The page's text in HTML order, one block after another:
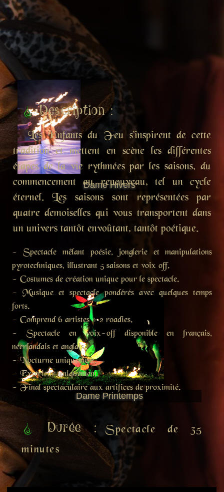
Dame Hivers
Dame Printemps
Description :
Les Enfants du Feu s'inspirent de cette
tradition et mettent en scène les différentes
étapes de la vie rythmées par les saisons, du
commencement au renouveau, tel un cycle
éternel. Les saisons sont représentées par
quatre demoiselles qui vous transportent dans
un univers tantôt envoûtant, tantôt poétique.
- Spectacle mêlant poésie, jonglerie et manipulations
pyrotechniques, illustrant 5 saisons et voix off.
- Costumes de création unique pour le spectacle.
- Musique et spectacle pondérés avec quelques temps
forts.
- Comprend 6 artistes + 2 roadies.
- Spectacle en voix-off disponible en français,
néerlandais et anglais.
- Nocturne uniquement.
- Extérieur uniquement.
- Final spectaculaire aux artifices de proximité.
Durée : Spectacle de 35
minutes